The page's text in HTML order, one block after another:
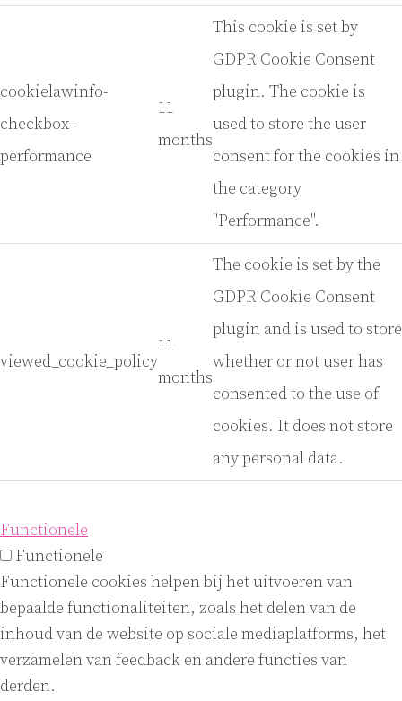
cookielawinfo-
checkbox-
performance
11
months
This cookie is set by
GDPR Cookie Consent
plugin. The cookie is
used to store the user
consent for the cookies in
the category
"Performance".
viewed_cookie_policy
11
months
The cookie is set by the
GDPR Cookie Consent
plugin and is used to store
whether or not user has
consented to the use of
cookies. It does not store
any personal data.
Functionele
Functionele
Functionele cookies helpen bij het uitvoeren van
bepaalde functionaliteiten, zoals het delen van de
inhoud van de website op sociale mediaplatforms, het
verzamelen van feedback en andere functies van
derden.